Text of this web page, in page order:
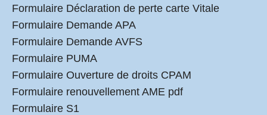
Formulaire Déclaration de perte carte Vitale
Formulaire Demande APA
Formulaire Demande AVFS
Formulaire PUMA
Formulaire Ouverture de droits CPAM
Formulaire renouvellement AME pdf
Formulaire S1